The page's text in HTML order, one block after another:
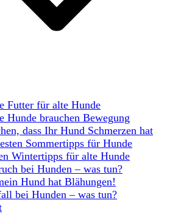
Futter für alte Hunde
Hunde brauchen Bewegung
dass Ihr Hund Schmerzen hat
Sommertipps für Hunde
Wintertipps für alte Hunde
bei Hunden – was tun?
Hund hat Blähungen!
bei Hunden – was tun?